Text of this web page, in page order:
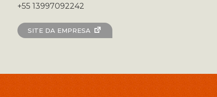
+55 13997092242
SITE DA EMPRESA